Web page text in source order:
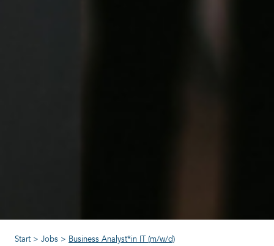
Start> Jobs > Business Analyst*in IT (m/w/d)